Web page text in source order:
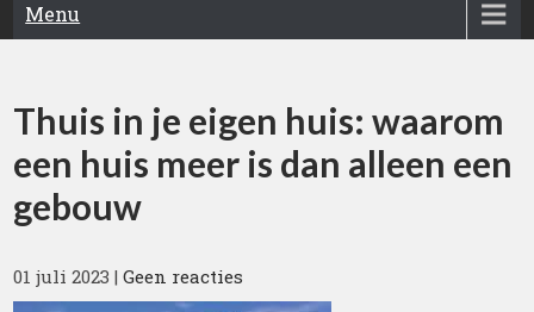
Menu
Thuis in je eigen huis: waarom
een huis meer is dan alleen een
gebouw
01 juli 2023 |Geen reacties